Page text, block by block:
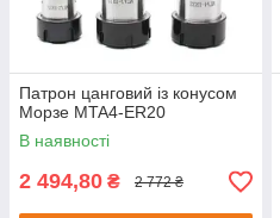
Патрон цанговий із конусом
Морзе MTA4-ER20
В наявності
2 494,80 ₴ 2 772 ₴